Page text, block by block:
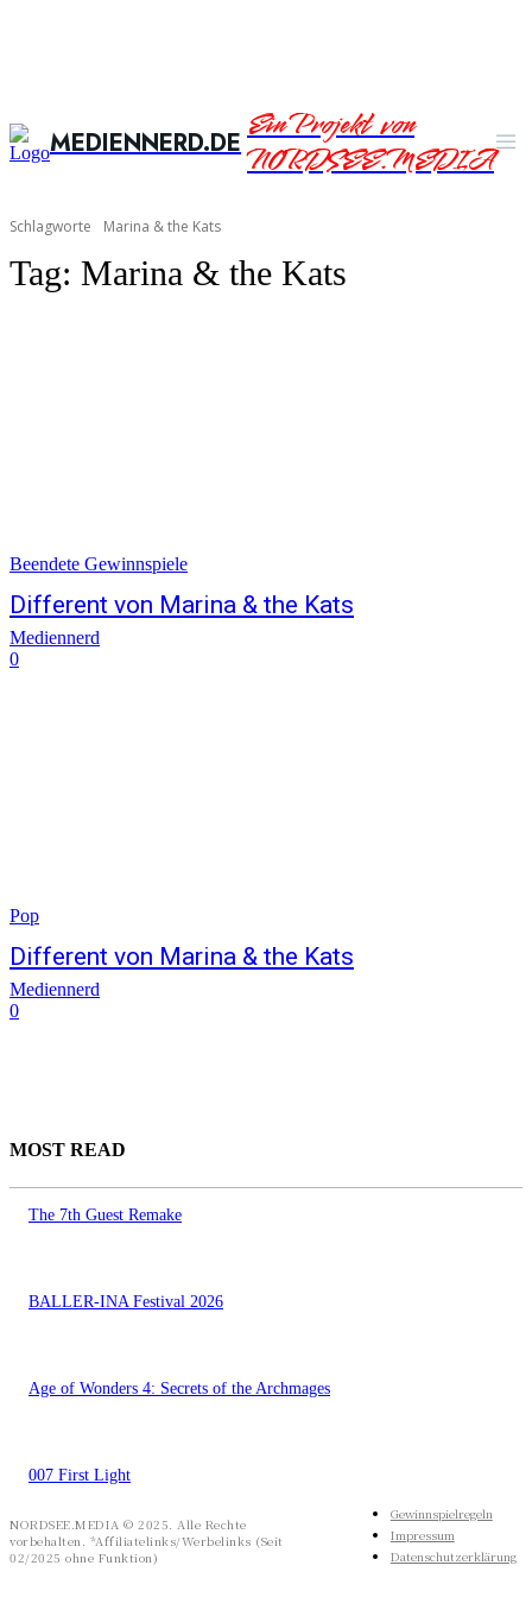
MEDIENNERD.DEEin Projekt von
NORDSEE.MEDIA
Schlagworte Marina & the Kats
Tag: Marina & the Kats
Beendete Gewinnspiele
Different von Marina & the Kats
Mediennerd
0
Pop
Different von Marina & the Kats
Mediennerd
0
MOST READ
The 7th Guest Remake
BALLER-INA Festival 2026
Age of Wonders 4: Secrets of the Archmages
007 First Light
NORDSEE.MEDIA © 2025. Alle Rechte
vorbehalten. *Affiliatelinks/Werbelinks (Seit
02/2025 ohne Funktion)
Gewinnspielregeln
Impressum
Datenschutzerklärung